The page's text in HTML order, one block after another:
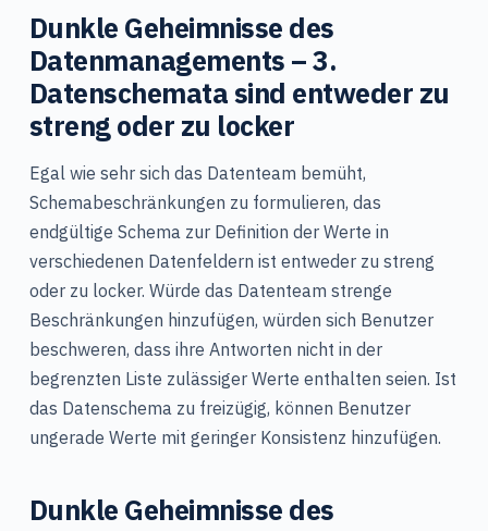
Dunkle Geheimnisse des
Datenmanagements – 3.
Datenschemata sind entweder zu
streng oder zu locker
Egal wie sehr sich das Datenteam bemüht,
Schemabeschränkungen zu formulieren, das
endgültige Schema zur Definition der Werte in
verschiedenen Datenfeldern ist entweder zu streng
oder zu locker. Würde das Datenteam strenge
Beschränkungen hinzufügen, würden sich Benutzer
beschweren, dass ihre Antworten nicht in der
begrenzten Liste zulässiger Werte enthalten seien. Ist
das Datenschema zu freizügig, können Benutzer
ungerade Werte mit geringer Konsistenz hinzufügen.
Dunkle Geheimnisse des